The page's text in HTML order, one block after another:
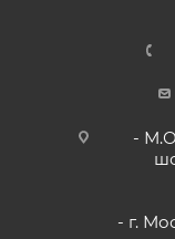
-
- г.